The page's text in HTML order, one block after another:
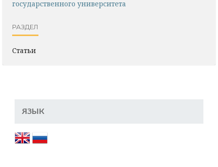
государственного университета
РАЗДЕЛ
Статьи
ЯЗЫК